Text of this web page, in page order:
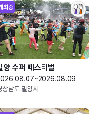
최중
양 수퍼 페스티벌
상남도 밀양시